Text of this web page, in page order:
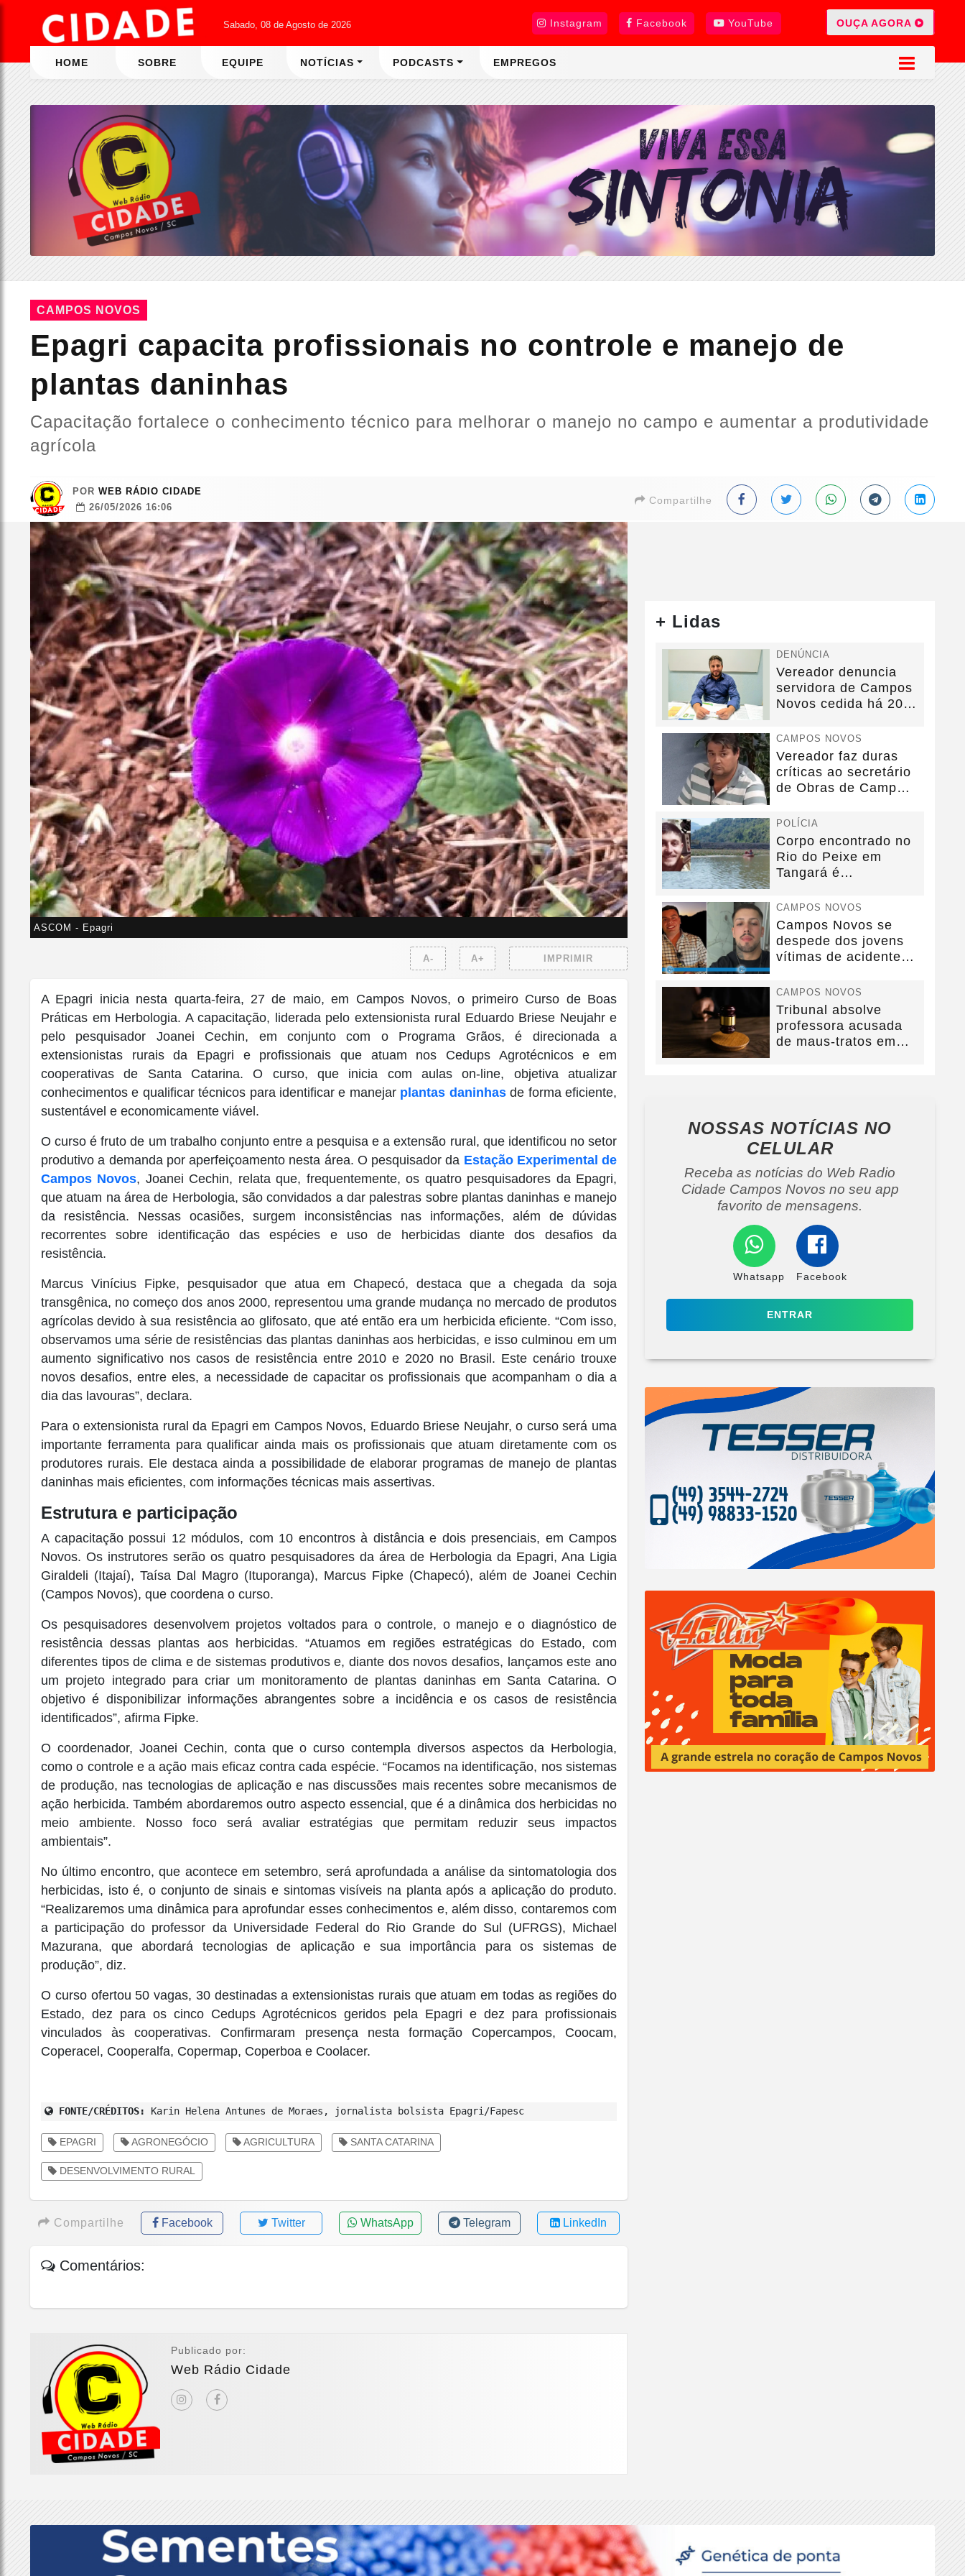
Sabado, 08 de Agosto de 2026 Instagram Facebook YouTube OUÇA AGORA
HOME SOBRE EQUIPE NOTÍCIAS PODCASTS EMPREGOS
CAMPOS NOVOS
Epagri capacita profissionais no controle e manejo de
plantas daninhas
Capacitação fortalece o conhecimento técnico para melhorar o manejo no campo e aumentar a produtividade
agrícola
POR WEB RÁDIO CIDADE
26/05/2026 16:06
Compartilhe
ASCOM - Epagri
A- A+ IMPRIMIR
A Epagri inicia nesta quarta-feira, 27 de maio, em Campos Novos, o primeiro Curso de Boas
Práticas em Herbologia. A capacitação, liderada pelo extensionista rural Eduardo Briese Neujahr e
pelo pesquisador Joanei Cechin, em conjunto com o Programa Grãos, é direcionada a
extensionistas rurais da Epagri e profissionais que atuam nos Cedups Agrotécnicos e em
cooperativas de Santa Catarina. O curso, que inicia com aulas on-line, objetiva atualizar
conhecimentos e qualificar técnicos para identificar e manejar plantas daninhasde forma eficiente,
sustentável e economicamente viável.
O curso é fruto de um trabalho conjunto entre a pesquisa e a extensão rural, que identificou no setor
produtivo a demanda por aperfeiçoamento nesta área. O pesquisador da Estação Experimental de
Campos Novos, Joanei Cechin, relata que, frequentemente, os quatro pesquisadores da Epagri,
que atuam na área de Herbologia, são convidados a dar palestras sobre plantas daninhas e manejo
da resistência. Nessas ocasiões, surgem inconsistências nas informações, além de dúvidas
recorrentes sobre identificação das espécies e uso de herbicidas diante dos desafios da
resistência.
Marcus Vinícius Fipke, pesquisador que atua em Chapecó, destaca que a chegada da soja
transgênica, no começo dos anos 2000, representou uma grande mudança no mercado de produtos
agrícolas devido à sua resistência ao glifosato, que até então era um herbicida eficiente. “Com isso,
observamos uma série de resistências das plantas daninhas aos herbicidas, e isso culminou em um
aumento significativo nos casos de resistência entre 2010 e 2020 no Brasil. Este cenário trouxe
novos desafios, entre eles, a necessidade de capacitar os profissionais que acompanham o dia a
dia das lavouras”, declara.
Para o extensionista rural da Epagri em Campos Novos, Eduardo Briese Neujahr, o curso será uma
importante ferramenta para qualificar ainda mais os profissionais que atuam diretamente com os
produtores rurais. Ele destaca ainda a possibilidade de elaborar programas de manejo de plantas
daninhas mais eficientes, com informações técnicas mais assertivas.
Estrutura e participação
A capacitação possui 12 módulos, com 10 encontros à distância e dois presenciais, em Campos
Novos. Os instrutores serão os quatro pesquisadores da área de Herbologia da Epagri, Ana Ligia
Giraldeli (Itajaí), Taísa Dal Magro (Ituporanga), Marcus Fipke (Chapecó), além de Joanei Cechin
(Campos Novos), que coordena o curso.
Os pesquisadores desenvolvem projetos voltados para o controle, o manejo e o diagnóstico de
resistência dessas plantas aos herbicidas. “Atuamos em regiões estratégicas do Estado, com
diferentes tipos de clima e de sistemas produtivos e, diante dos novos desafios, lançamos este ano
um projeto integrado para criar um monitoramento de plantas daninhas em Santa Catarina. O
objetivo é disponibilizar informações abrangentes sobre a incidência e os casos de resistência
identificados”, afirma Fipke.
O coordenador, Joanei Cechin, conta que o curso contempla diversos aspectos da Herbologia,
como o controle e a ação mais eficaz contra cada espécie. “Focamos na identificação, nos sistemas
de produção, nas tecnologias de aplicação e nas discussões mais recentes sobre mecanismos de
ação herbicida. Também abordaremos outro aspecto essencial, que é a dinâmica dos herbicidas no
meio ambiente. Nosso foco será avaliar estratégias que permitam reduzir seus impactos
ambientais”.
No último encontro, que acontece em setembro, será aprofundada a análise da sintomatologia dos
herbicidas, isto é, o conjunto de sinais e sintomas visíveis na planta após a aplicação do produto.
“Realizaremos uma dinâmica para aprofundar esses conhecimentos e, além disso, contaremos com
a participação do professor da Universidade Federal do Rio Grande do Sul (UFRGS), Michael
Mazurana, que abordará tecnologias de aplicação e sua importância para os sistemas de
produção”, diz.
O curso ofertou 50 vagas, 30 destinadas a extensionistas rurais que atuam em todas as regiões do
Estado, dez para os cinco Cedups Agrotécnicos geridos pela Epagri e dez para profissionais
vinculados às cooperativas. Confirmaram presença nesta formação Copercampos, Coocam,
Coperacel, Cooperalfa, Copermap, Coperboa e Coolacer.
FONTE/CRÉDITOS: Karin Helena Antunes de Moraes, jornalista bolsista Epagri/Fapesc
EPAGRI AGRONEGÓCIO AGRICULTURA SANTA CATARINA
DESENVOLVIMENTO RURAL
Compartilhe Facebook Twitter WhatsApp Telegram LinkedIn
Comentários:
Publicado por:
Web Rádio Cidade
+ Lidas
DENÚNCIA
Vereador denuncia
servidora de Campos
Novos cedida há 20
CAMPOS NOVOS
Vereador faz duras
críticas ao secretário
de Obras de Campos
POLÍCIA
Corpo encontrado no
Rio do Peixe em
Tangará é
CAMPOS NOVOS
Campos Novos se
despede dos jovens
vítimas de acidente
CAMPOS NOVOS
Tribunal absolve
professora acusada
de maus-tratos em
NOSSAS NOTÍCIAS NO
CELULAR
Receba as notícias do Web Radio
Cidade Campos Novos no seu app
favorito de mensagens.
Whatsapp Facebook
ENTRAR